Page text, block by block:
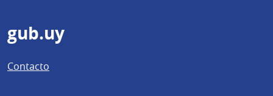
Pie
de
página
gub.uy
Contacto